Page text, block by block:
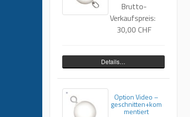
Brutto-
Verkaufspreis:
30,00 CHF
Details…
Option Video –
geschnitten+kom
mentiert